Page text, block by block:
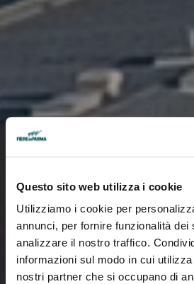
Questo sito web utilizza i cookie
Utilizziamo i cookie per
annunci, per fornire funzionalità dei
analizzare il nostro traffico.
informazioni sul modo in cui
nostri partner che si occupano di